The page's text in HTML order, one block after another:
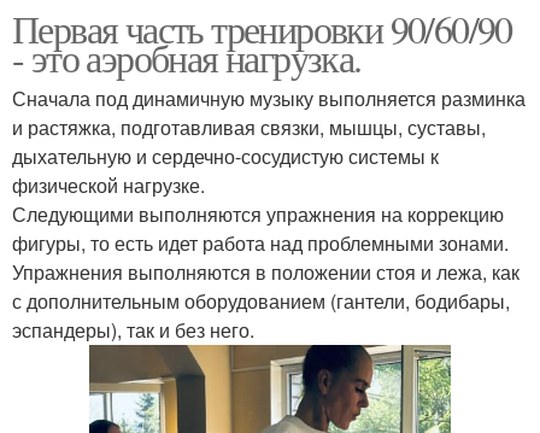
Первая часть тренировки 90/60/90
- это аэробная нагрузка.
Сначала под динамичную музыку выполняется разминка
и растяжка, подготавливая связки, мышцы, суставы,
дыхательную и сердечно-сосудистую системы к
физической нагрузке.
Следующими выполняются упражнения на коррекцию
фигуры, то есть идет работа над проблемными зонами.
Упражнения выполняются в положении стоя и лежа, как
с дополнительным оборудованием (гантели, бодибары,
эспандеры), так и без него.